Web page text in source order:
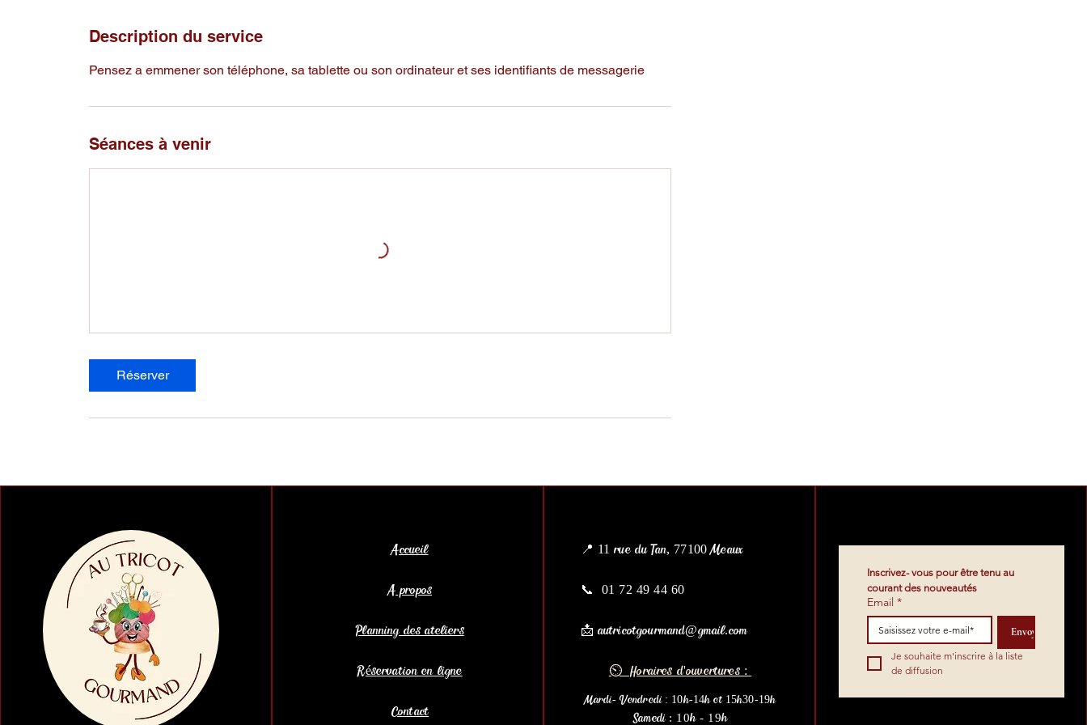
Description du service
Pensez a emmener son téléphone, sa tablette ou son ordinateur et ses identifiants de messagerie
Séances à venir
Réserver
Accueil
A propos
Planning des ateliers
Réservation en ligne
Contact
📍 11 rue du Tan, 77100 Meaux
📞 01 72 49 44 60
​📩 autricotgourmand@gmail.com
⏲ Horaires d'ouvertures :
Mardi- Vendredi : 10h-14h et 15h30-19h
Samedi : 10h - 19h
Inscrivez- vous pour être tenu au
courant des nouveautés
Email *
Envoyez
Je souhaite m'inscrire à la liste
de diffusion